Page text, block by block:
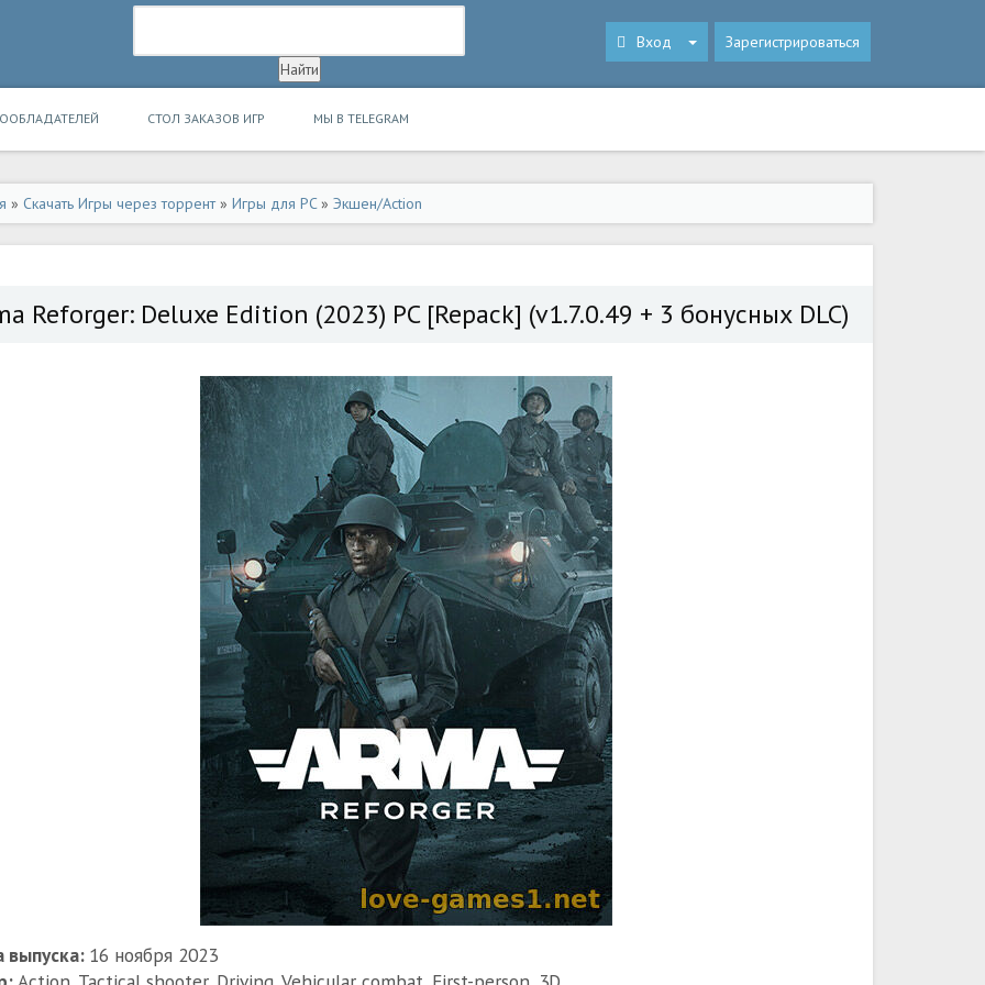
Вход Зарегистрироваться
СТОЛ ЗАКАЗОВ ИГР МЫ В TELEGRAM
» Скачать Игры через торрент» Игры для PC» Экшен/Action
Reforger: Deluxe Edition (2023) PC [Repack] (v1.7.0.49 + 3 бонусных DLC)
выпуска: 16 ноября 2023